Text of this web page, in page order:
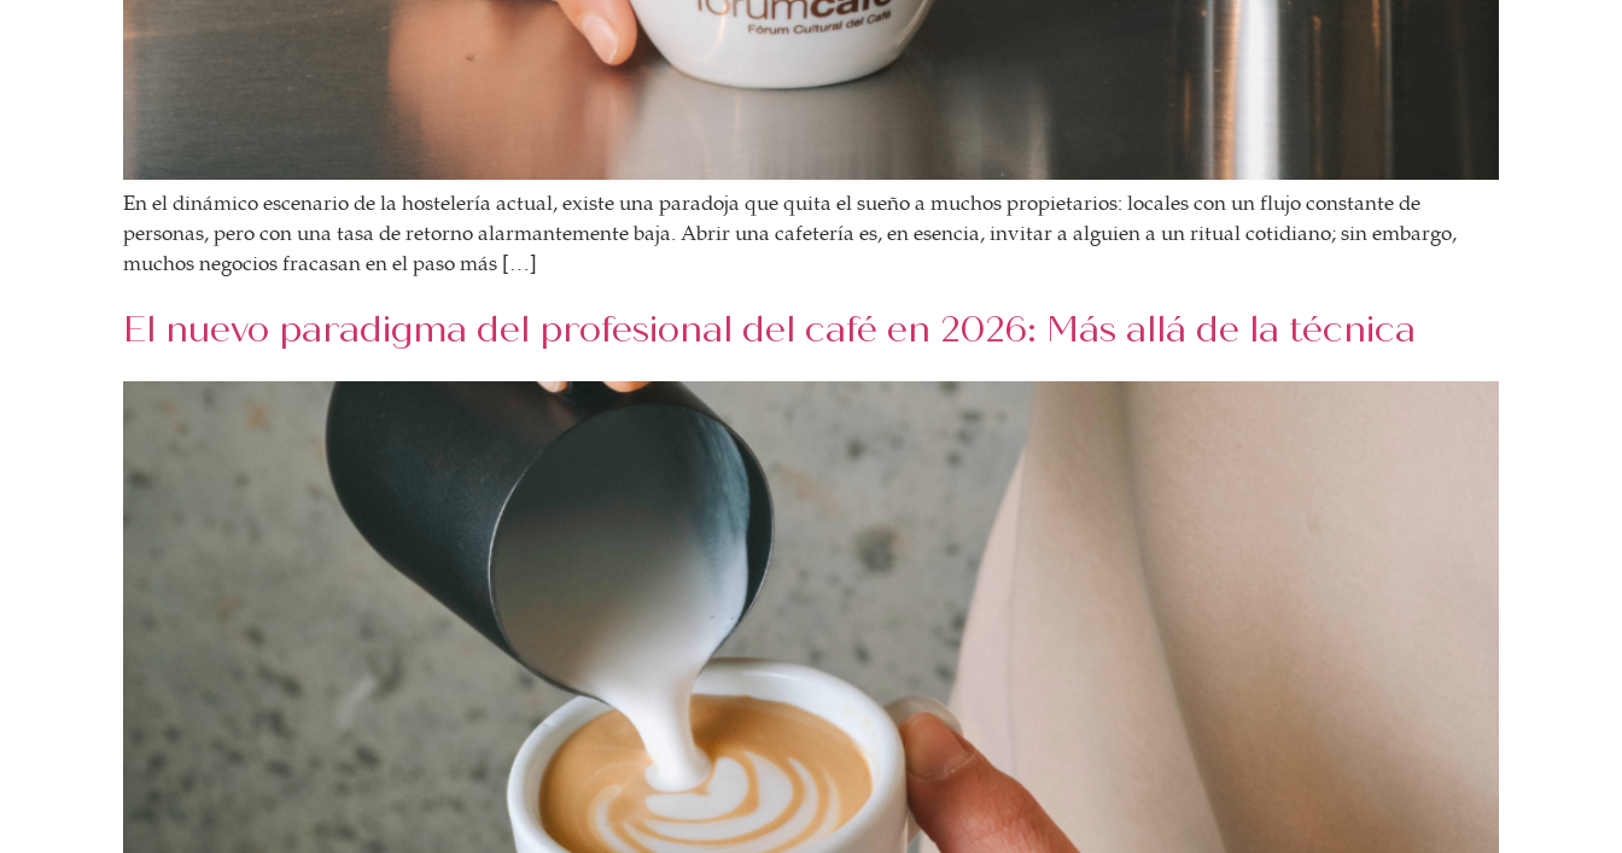
En el dinámico escenario de la hostelería actual, existe una paradoja que quita el sueño a muchos propietarios: locales con un flujo constante de
personas, pero con una tasa de retorno alarmantemente baja. Abrir una cafetería es, en esencia, invitar a alguien a un ritual cotidiano; sin embargo,
muchos negocios fracasan en el paso más […]
El nuevo paradigma del profesional del café en 2026: Más allá de la técnica